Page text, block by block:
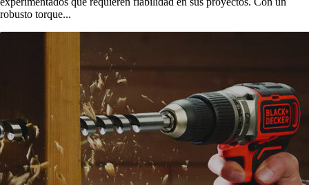
robusto torque...